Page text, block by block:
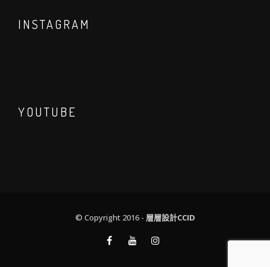
INSTAGRAM
YOUTUBE
© Copyright 2016 - 層層設計CCID